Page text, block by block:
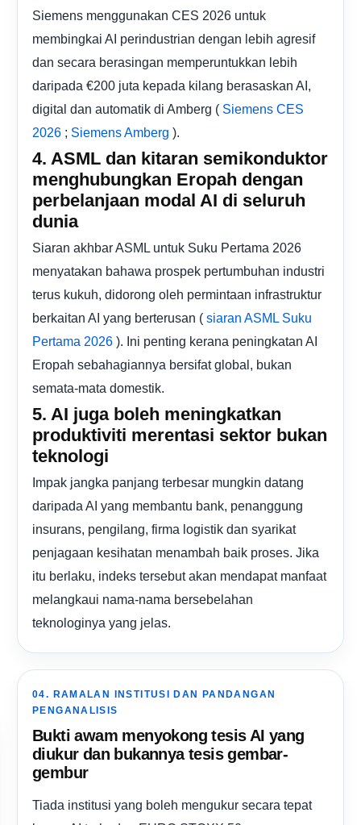
Siemens menggunakan CES 2026 untuk
membingkai AI perindustrian dengan lebih agresif
dan secara berasingan memperuntukkan lebih
daripada €200 juta kepada kilang berasaskan AI,
digital dan automatik di Amberg ( Siemens CES
2026 ; Siemens Amberg ).
4. ASML dan kitaran semikonduktor
menghubungkan Eropah dengan
perbelanjaan modal AI di seluruh
dunia
Siaran akhbar ASML untuk Suku Pertama 2026
menyatakan bahawa prospek pertumbuhan industri
terus kukuh, didorong oleh permintaan infrastruktur
berkaitan AI yang berterusan ( siaran ASML Suku
Pertama 2026 ). Ini penting kerana peningkatan AI
Eropah sebahagiannya bersifat global, bukan
semata-mata domestik.
5. AI juga boleh meningkatkan
produktiviti merentasi sektor bukan
teknologi
Impak jangka panjang terbesar mungkin datang
daripada AI yang membantu bank, penanggung
insurans, pengilang, firma logistik dan syarikat
penjagaan kesihatan menambah baik proses. Jika
itu berlaku, indeks tersebut akan mendapat manfaat
melangkaui nama-nama bersebelahan
teknologinya yang jelas.
04. RAMALAN INSTITUSI DAN PANDANGAN
PENGANALISIS
Bukti awam menyokong tesis AI yang
diukur dan bukannya tesis gembar-
gembur
Tiada institusi yang boleh mengukur secara tepat